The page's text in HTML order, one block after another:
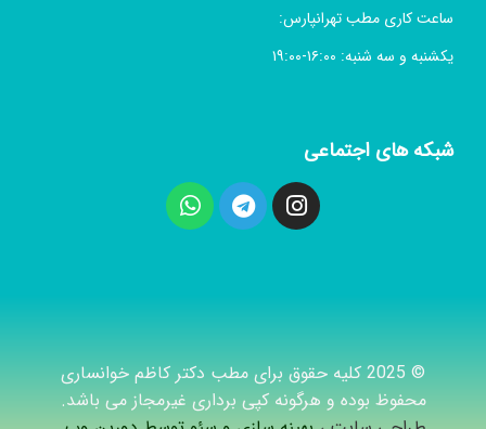
ساعت کاری مطب تهرانپارس:
یکشنبه و سه شنبه: ۱۶:۰۰-۱۹:۰۰
شبکه های اجتماعی
© 2025 کلیه حقوق برای مطب دکتر کاظم خوانساری
محفوظ بوده و هرگونه کپی برداری غیرمجاز می باشد.